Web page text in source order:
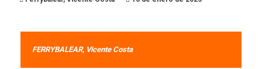
FERRYBALEAR, Vicente Costa